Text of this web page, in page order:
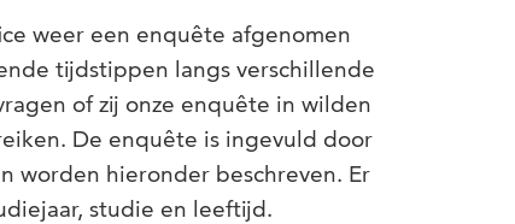
weer een enquête afgenomen
tijdstippen langs verschillende
ofzij onze enquête in wilden
De enquête is ingevuld door
worden hieronder beschreven. Er
, studie en leeftijd.